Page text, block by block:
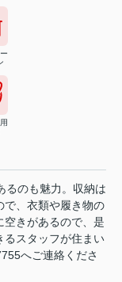
るのも魅力。収納は
で、衣類や履き物の
きがあるので、是
るスタッフが住まい
へご連絡くださ